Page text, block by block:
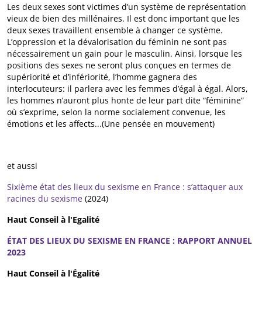
Les deux sexes sont victimes d’un système de représentation
vieux de bien des millénaires. Il est donc important que les
deux sexes travaillent ensemble à changer ce système.
L’oppression et la dévalorisation du féminin ne sont pas
nécessairement un gain pour le masculin. Ainsi, lorsque les
positions des sexes ne seront plus conçues en termes de
supériorité et d’infériorité, l’homme gagnera des
interlocuteurs: il parlera avec les femmes d’égal à égal. Alors,
les hommes n’auront plus honte de leur part dite “féminine”
où s’exprime, selon la norme socialement convenue, les
émotions et les affects...(Une pensée en mouvement)
et aussi
Sixième état des lieux du sexisme en France : s’attaquer aux
racines du sexisme (2024)
Haut Conseil à l'Egalité
ÉTAT DES LIEUX DU SEXISME EN FRANCE : RAPPORT ANNUEL
2023
Haut Conseil à l'Égalité